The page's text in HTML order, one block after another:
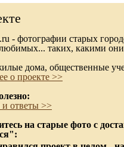
.ru - фотографии старых
таких, какими
дома, общественные
о проекте >>
ответы >>
на старые фото с